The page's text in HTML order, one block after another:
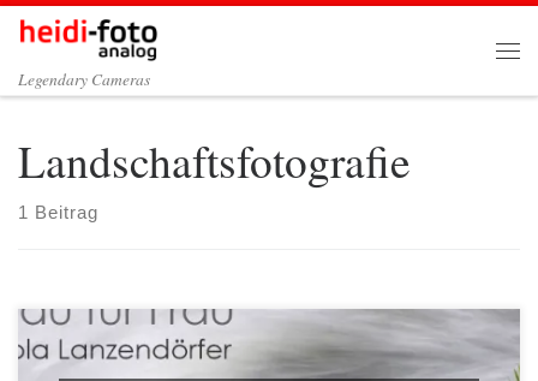
Zum Inhalt springen
Legendary Cameras
Landschaftsfotografie
1 Beitrag